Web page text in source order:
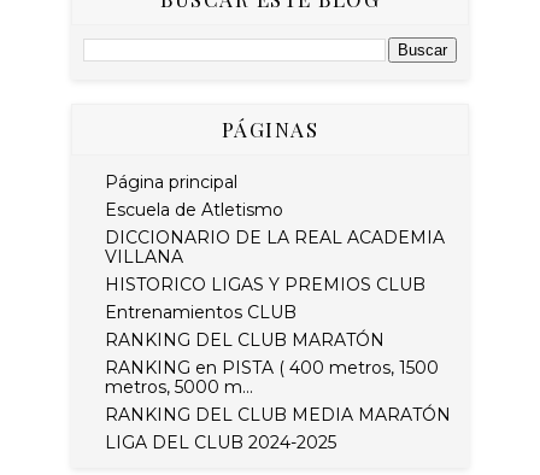
PÁGINAS
Página principal
Escuela de Atletismo
DICCIONARIO DE LA REAL ACADEMIA
VILLANA
HISTORICO LIGAS Y PREMIOS CLUB
Entrenamientos CLUB
RANKING DEL CLUB MARATÓN
RANKING en PISTA ( 400 metros, 1500
metros, 5000 m...
RANKING DEL CLUB MEDIA MARATÓN
LIGA DEL CLUB 2024-2025